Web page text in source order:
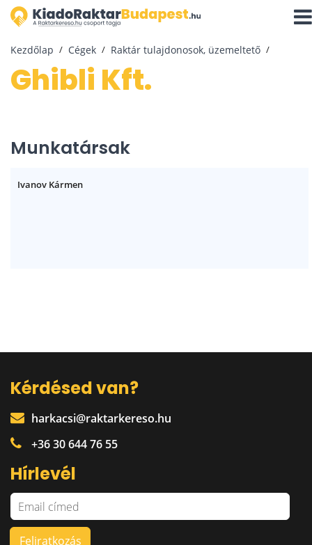
Kezdőlap Cégek Raktár tulajdonosok, üzemeltető
Ghibli Kft.
Munkatársak
Ivanov Kármen
Kérdésed van?
harkacsi@raktarkereso.hu
+36 30 644 76 55
Hírlevél